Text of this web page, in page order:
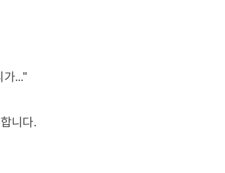
..."
니다.